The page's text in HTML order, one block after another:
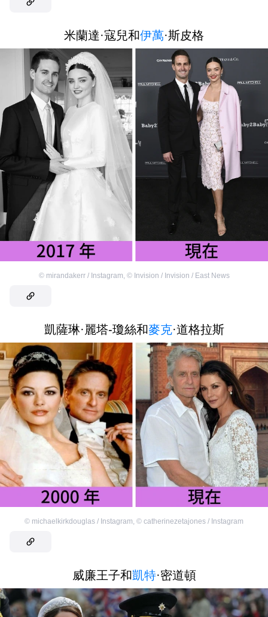
米蘭達·寇兒和伊萬·斯皮格
© mirandakerr / Instagram, © Invision / Invision / East News
凱薩琳·麗塔-瓊絲和麥克·道格拉斯
© michaelkirkdouglas / Instagram, © catherinezetajones / Instagram
威廉王子和凱特·密道頓